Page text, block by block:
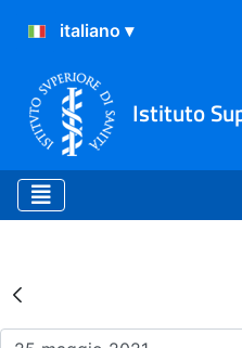
Istituto
Risultati